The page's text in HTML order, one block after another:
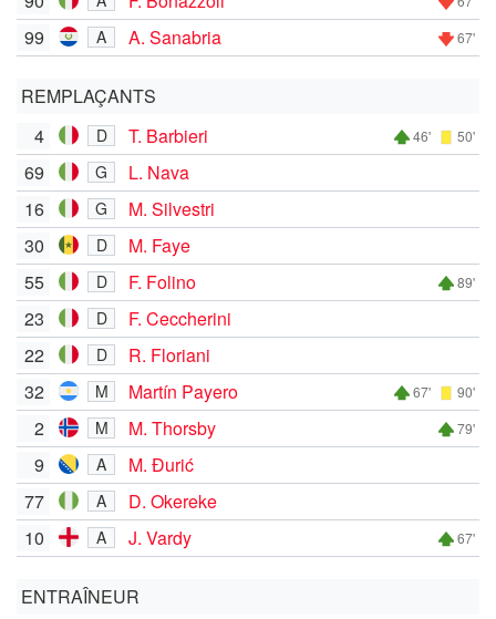
99 A A. Sanabria 67'
REMPLAÇANTS
4
D T. Barbieri 46' 50'
69 G
L. Nava
16
G
M. Silvestri
30
D
M. Faye
55
D F. Folino 89'
23 D
F. Ceccherini
22
D
R. Floriani
32
M Martín Payero 67' 90'
2 M M. Thorsby 79'
9 A
M. Đurić
77
A
D. Okereke
10
A J. Vardy 67'
ENTRAÎNEUR